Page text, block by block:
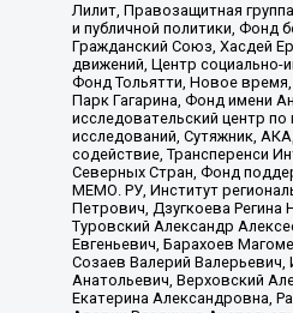
Лилит, Правозащитная
и публичной политики, Фонд
Гражданский Союз, Хасдей
движений, Центр
Фонд Тольятти, Новое
Парк Гагарина, Фонд имени
исследовательский центр
исследований, Сутяжник,
содействие, Трансперенси
Северных Стран, Фонд
МЕМО. РУ, Институт
Петрович, Дзугкоева
Туровский Александр
Евгеньевич, Барахоев
Созаев Валерий
Анатольевич, Верховский
Екатерина Александровна,